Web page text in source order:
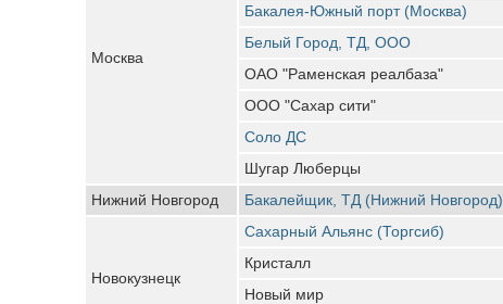
Москва
Бакалея-Южный порт (Москва)
Белый Город, ТД, ООО
ОАО "Раменская реалбаза"
ООО "Сахар сити"
Соло ДС
Шугар Люберцы
Нижний Новгород
Бакалейщик, ТД (Нижний Новгород)
Новокузнецк
Сахарный Альянс (Торгсиб)
Кристалл
Новый мир